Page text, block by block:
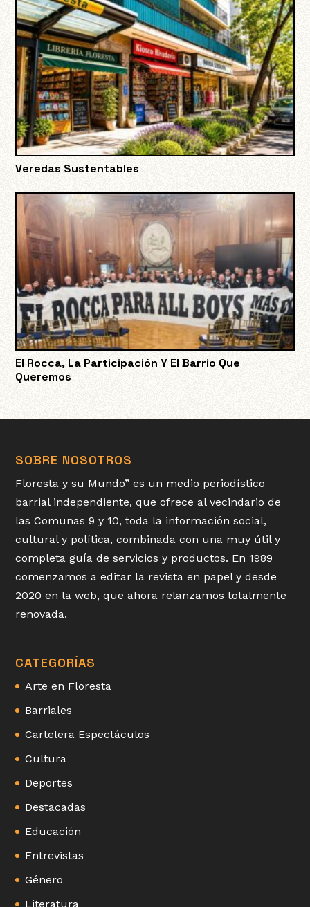
Veredas Sustentables
El Rocca, La Participación Y El Barrio Que
Queremos
SOBRE NOSOTROS
Floresta y su Mundo” es un medio periodístico
barrial independiente, que ofrece al vecindario de
las Comunas 9 y 10, toda la información social,
cultural y política, combinada con una muy útil y
completa guía de servicios y productos. En 1989
comenzamos a editar la revista en papel y desde
2020 en la web, que ahora relanzamos totalmente
renovada.
CATEGORÍAS
Arte en Floresta
Barriales
Cartelera Espectáculos
Cultura
Deportes
Destacadas
Educación
Entrevistas
Género
Literatura